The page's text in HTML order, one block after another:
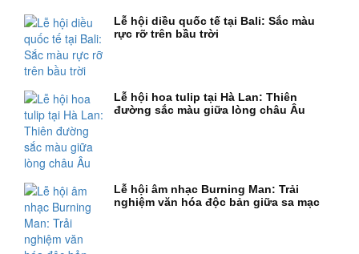
Lễ hội diều quốc tế tại Bali: Sắc màu
rực rỡ trên bầu trời
Lễ hội hoa tulip tại Hà Lan: Thiên
đường sắc màu giữa lòng châu Âu
Lễ hội âm nhạc Burning Man: Trải
nghiệm văn hóa độc bản giữa sa mạc